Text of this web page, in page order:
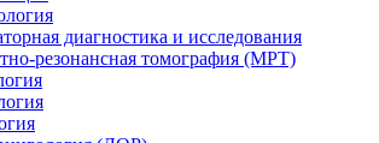
диагностика и исследования
резонансная томография (МРТ)